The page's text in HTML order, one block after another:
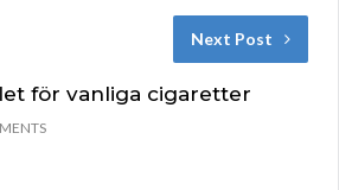
Next Post
för vanliga cigaretter